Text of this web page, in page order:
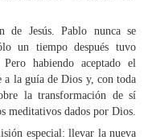
de Jesús. Pablo nunca se
un tiempo después tuvo
habiendo aceptado el
a la guía de Dios y, con toda
la transformación de sí
meditativos dados por Dios.
especial: llevar la nueva